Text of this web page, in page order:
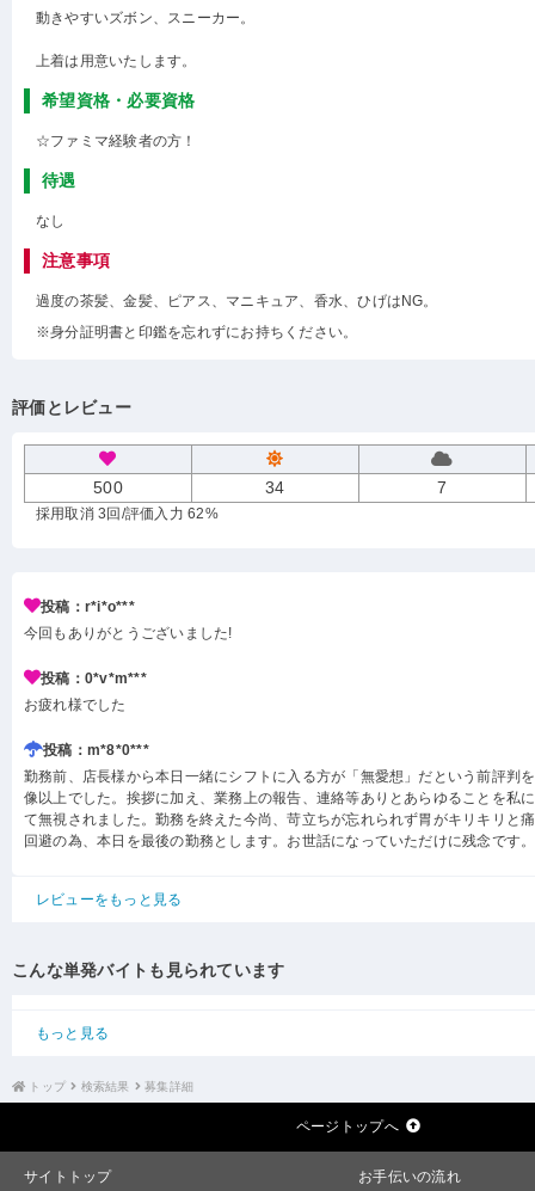
動きやすいズボン、スニーカー。
上着は用意いたします。
希望資格・必要資格
☆ファミマ経験者の方！
待遇
なし
注意事項
過度の茶髪、金髪、ピアス、マニキュア、香水、ひげはNG。
※身分証明書と印鑑を忘れずにお持ちください。
評価とレビュー
500 34 7
採用取消 3回 /評価入力 62%
投稿：r*i*o***
今回もありがとうございました!
投稿：0*v*m***
お疲れ様でした
投稿：m*8*0***
勤務前、店長様から本日一緒にシフトに入る方が「無愛想」だという前評判
像以上でした。挨拶に加え、業務上の報告、連絡等ありとあらゆることを私
て無視されました。勤務を終えた今尚、苛立ちが忘れられず胃がキリキリと
回避の為、本日を最後の勤務とします。お世話になっていただけに残念です。
レビューをもっと見る
こんな単発バイトも見られています
もっと見る
トップ 検索結果 募集詳細
ページトップへ
サイトトップ
お手伝いの流れ